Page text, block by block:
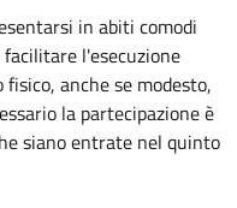
in abiti comodi
l'esecuzione
anche se modesto,
la partecipazione è
siano entrate nel quinto